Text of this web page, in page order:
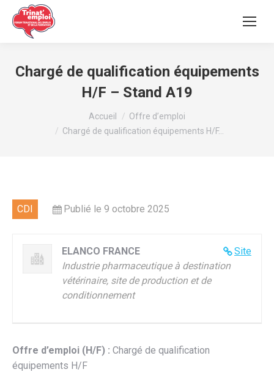
Chargé de qualification équipements
H/F – Stand A19
Accueil
Offre d’emploi
Chargé de qualification équipements H/F…
CDI Publié le 9 octobre 2025
Site
ELANCO FRANCE
Industrie pharmaceutique à destination
vétérinaire, site de production et de
conditionnement
Offre d’emploi (H/F) : Chargé de qualification
équipements H/F